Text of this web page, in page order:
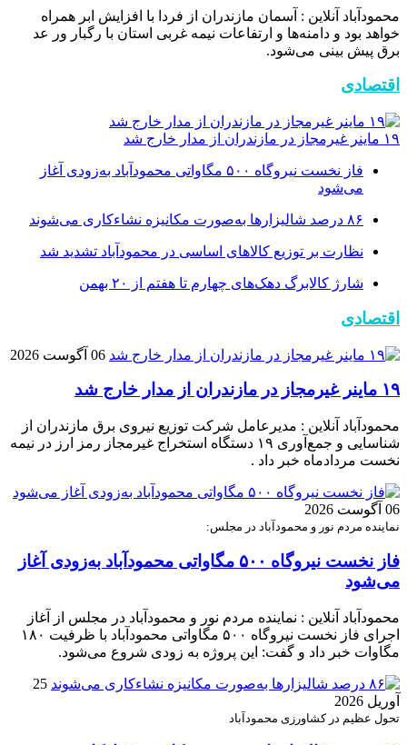
محمودآباد آنلاین : آسمان مازندران از فردا با افزایش ابر همراه
خواهد بود و دامنه‌ها و ارتفاعات نیمه غربی استان با رگبار ور عد
برق پیش بینی می‌شود.
اقتصادی
۱۹ ماینر غیرمجاز در مازندران از مدار خارج شد
فاز نخست نیروگاه ۵۰۰ مگاواتی محمودآباد به‌زودی آغاز
می‌شود
۸۶ درصد شالیزارها به‌صورت مکانیزه نشاءکاری می‌شوند
نظارت بر توزیع کالا‌های اساسی در محمودآباد تشدید شد
شارژ کالابرگ دهک‌های چهارم تا هفتم از ۲۰ بهمن
اقتصادی
06 آگوست 2026
۱۹ ماینر غیرمجاز در مازندران از مدار خارج شد
محمودآباد آنلاین : مدیرعامل شرکت توزیع نیروی برق مازندران از
شناسایی و جمع‌آوری ۱۹ دستگاه استخراج غیرمجاز رمز ارز در نیمه
نخست مردادماه خبر داد .
06 آگوست 2026
نماینده مردم نور و محمودآباد در مجلس:
فاز نخست نیروگاه ۵۰۰ مگاواتی محمودآباد به‌زودی آغاز
می‌شود
محمودآباد آنلاین : نماینده مردم نور و محمودآباد در مجلس از آغاز
اجرای فاز نخست نیروگاه ۵۰۰ مگاواتی محمودآباد با ظرفیت ۱۸۰
مگاوات خبر داد و گفت: این پروژه به زودی شروع می‌شود.
25
آوریل 2026
تحول عظیم در کشاورزی محمودآباد